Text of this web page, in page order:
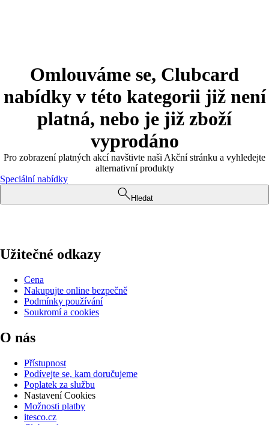
Omlouváme se, Clubcard
nabídky v této kategorii již není
platná, nebo je již zboží
vyprodáno
Pro zobrazení platných akcí navštivte naši Akční stránku a vyhledejte
alternativní produkty
Speciální nabídky
Hledat
Užitečné odkazy
Cena
Nakupujte online bezpečně
Podmínky používání
Soukromí a cookies
O nás
Přístupnost
Podívejte se, kam doručujeme
Poplatek za službu
Nastavení Cookies
Možnosti platby
itesco.cz